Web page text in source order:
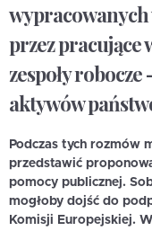
przez pracujące
zespoły
aktywów
Podczas tych rozmów
przedstawić
pomocy publicznej.
mogłoby dojść do
Komisji Europejskiej.